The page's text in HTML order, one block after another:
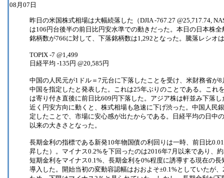
08月07日
昨日の米国株式相場は大幅続落した（DJIA -767.27 @25,717.74,
は106円台後半の前日比円安水準での動きだった。本日の日本株
銘柄数が766に対して、下落銘柄数は1,292となった。騰落レシオ
TOPIX -7 @1,499
日経平均 -135円 @20,585円
中国の人民元が1ドル＝7元台に下落したことを受け、米財務省が
中国を指定したと発表した。これは25年ぶりのことである。これ
は寄り付き直後に前日比609円下落した。アジア株は軒並み下落
近く円安方向に動くと、株式相場も急速に下げ渋った。中国人民
定したことで、市場に安心感が出たからである。日経平均の日中
以来の大きさとなった。
長期金利の指標である新発10年物国債の利回りは一時、前日比
昇した）。マイナス0.2%を下回ったのは2016年7月以来であり、
短期金利をマイナス0.1%、長期金利を0%程度に誘導する現在の
導入した。開始当初の変動容認幅はおおよそ±0.1%としていたが